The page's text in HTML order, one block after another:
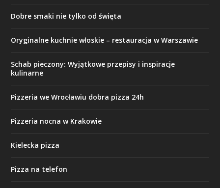
Dobre smaki nie tylko od święta
Oryginalne kuchnie włoskie – restauracja w Warszawie
Schab pieczony: Wyjątkowe przepisy i inspiracje
kulinarne
Pizzeria we Wrocławiu dobra pizza 24h
Pizzeria nocna w Krakowie
Kielecka pizza
Pizza na telefon